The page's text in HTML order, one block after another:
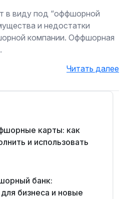
в виду под “оффшорной
и недостатки
компании. Оффшорная
Читать далее
карты: как
и использовать
банк:
бизнеса и новые